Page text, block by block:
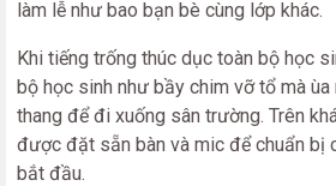
làm lễ như bao bạn bè cùng lớp khác.
Khi tiếng trống thúc dục toàn bộ học
bộ học sinh như bầy chim vỡ tổ mà ùa
thang để đi xuống sân trường. Trên
được đặt sẵn bàn và mic để chuẩn bị
bắt đầu.